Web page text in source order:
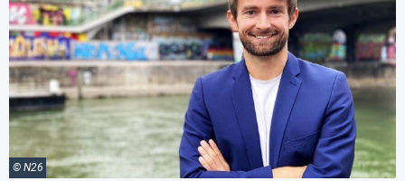
© N26